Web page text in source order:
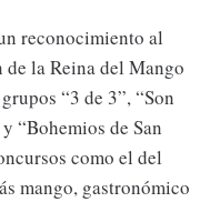
reconocimiento al
la Reina del Mango
“3 de 3”, “Son
“Bohemios de San
como el del
mango, gastronómico